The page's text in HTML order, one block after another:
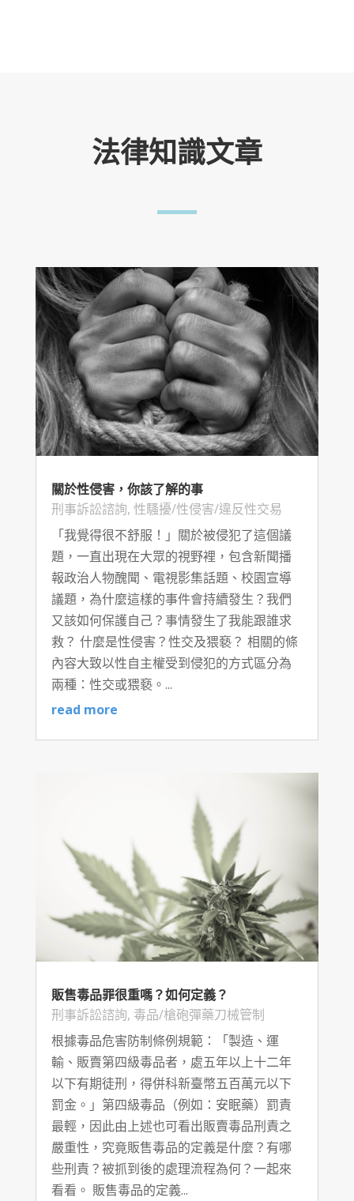
法律知識文章
關於性侵害，你該了解的事
刑事訴訟諮詢, 性騷擾/性侵害/違反性交易
「我覺得很不舒服！」關於被侵犯了這個議
題，一直出現在大眾的視野裡，包含新聞播
報政治人物醜聞、電視影集話題、校園宣導
議題，為什麼這樣的事件會持續發生？我們
又該如何保護自己？事情發生了我能跟誰求
救？ 什麼是性侵害？性交及猥褻？ 相關的條
內容大致以性自主權受到侵犯的方式區分為
兩種：性交或猥褻。...
read more
販售毒品罪很重嗎？如何定義？
刑事訴訟諮詢, 毒品/槍砲彈藥刀械管制
根據毒品危害防制條例規範：「製造、運
輸、販賣第四級毒品者，處五年以上十二年
以下有期徒刑，得併科新臺幣五百萬元以下
罰金。」第四級毒品（例如：安眠藥）罰責
最輕，因此由上述也可看出販賣毒品刑責之
嚴重性，究竟販售毒品的定義是什麼？有哪
些刑責？被抓到後的處理流程為何？一起來
看看。 販售毒品的定義...